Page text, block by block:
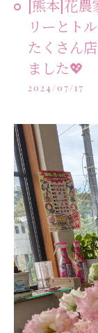
[熊本]花農
リーとト
たくさん
ました💖
2024/07/17